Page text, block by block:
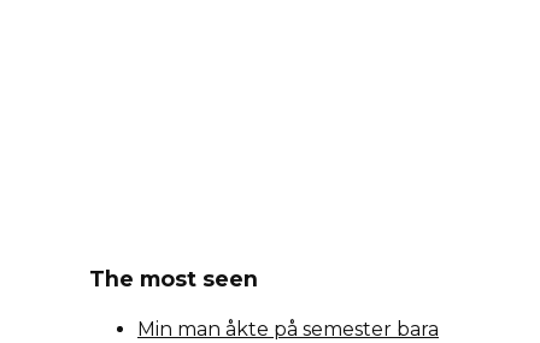
The most seen
Min man åkte på semester bara